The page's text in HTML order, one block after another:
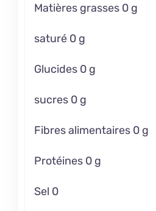
Matières grasses 0 g
saturé 0 g
Glucides 0 g
sucres 0 g
Fibres alimentaires 0 g
Protéines 0 g
Sel 0